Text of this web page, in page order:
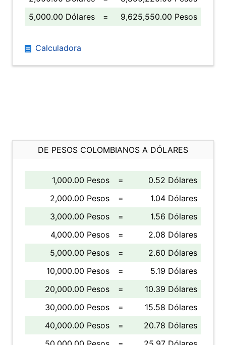
5,000.00 Dólares
= 9,625,550.00 Pesos
Calculadora
DE PESOS COLOMBIANOS A DÓLARES
1,000.00 Pesos =
0.52 Dólares
2,000.00 Pesos
=
1.04 Dólares
3,000.00 Pesos
=
1.56 Dólares
4,000.00 Pesos
=
2.08 Dólares
5,000.00 Pesos
=
2.60 Dólares
10,000.00 Pesos
=
5.19 Dólares
20,000.00 Pesos
=
10.39 Dólares
30,000.00 Pesos
=
15.58 Dólares
40,000.00 Pesos
=
20.78 Dólares